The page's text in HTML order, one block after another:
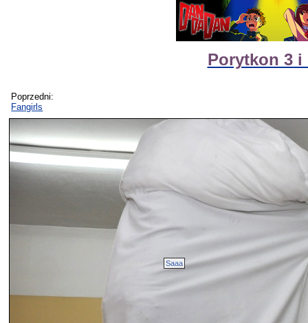
Porytkon 3
Poprzedni:
Fangirls
Saaa